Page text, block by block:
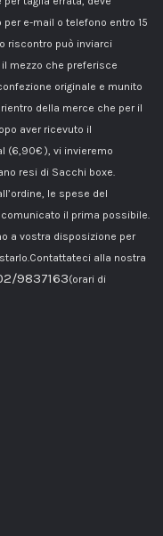
e-mail o telefono entro 15
riscontro può inviarci
mezzo che preferisce
originale e munito
della merce che per il
aver ricevuto il
(6,90€ ), vi invieremo
resi di Sacchi boxe.
le spese del
il prima possibile.
a vostra disposizione per
alla nostra
9837163(orari di